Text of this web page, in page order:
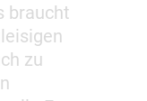
braucht
zu